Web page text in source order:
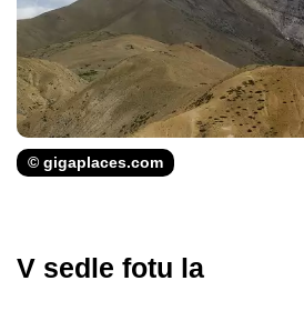
© gigaplaces.com
V sedle fotu la